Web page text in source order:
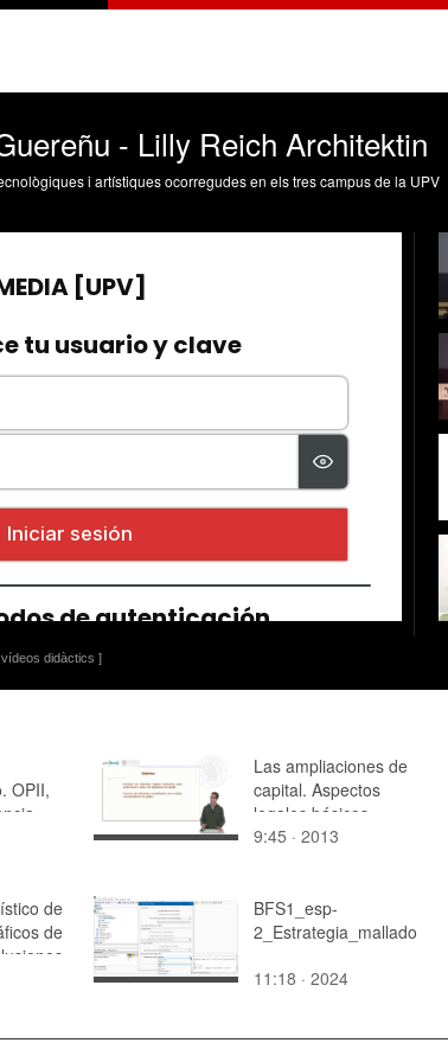
- Lilly Reich Architektin
i artístiques ocorregudes en els tres campus de la UPV
didàctics ]
OPII,
Las ampliaciones de
capital. Aspectos
legales básicos
necesarios para su
9:45 · 2013
de
de
BFS1_esp-
2_Estrategia_mallado
11:18 · 2024